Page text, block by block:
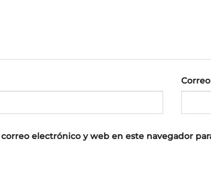
electrónico y web en este navegador